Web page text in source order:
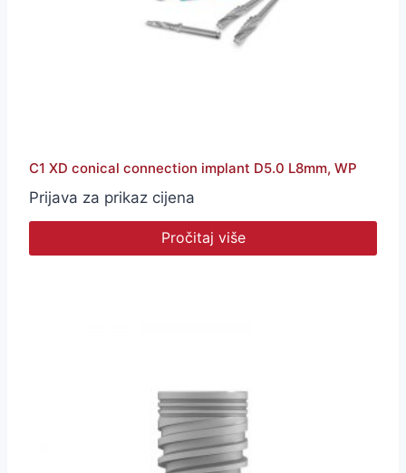
C1 XD conical connection implant D5.0 L8mm, WP
Prijava za prikaz cijena
Pročitaj više